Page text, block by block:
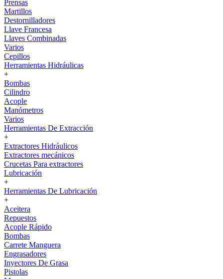
Prensas
Martillos
Destornilladores
Llave Francesa
Llaves Combinadas
Varios
Cepillos
Herramientas Hidráulicas
+
Bombas
Cilindro
Acople
Manómetros
Varios
Herramientas De Extracción
+
Extractores Hidráulicos
Extractores mecánicos
Crucetas Para extractores
Lubricación
+
Herramientas De Lubricación
+
Aceitera
Repuestos
Acople Rápido
Bombas
Carrete Manguera
Engrasadores
Inyectores De Grasa
Pistolas